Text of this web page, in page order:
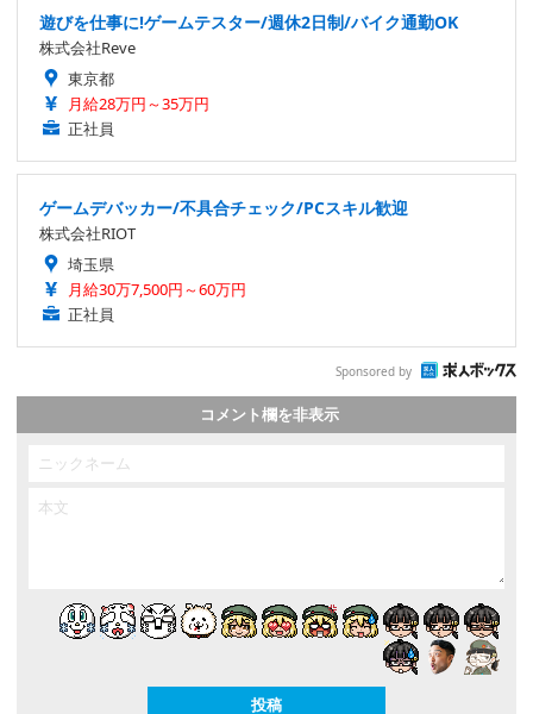
遊びを仕事に!ゲームテスター/週休2日制/バイク通勤OK
株式会社Reve
東京都
月給28万円～35万円
正社員
ゲームデバッカー/不具合チェック/PCスキル歓迎
株式会社RIOT
埼玉県
月給30万7,500円～60万円
正社員
Sponsored by
コメント欄を非表示